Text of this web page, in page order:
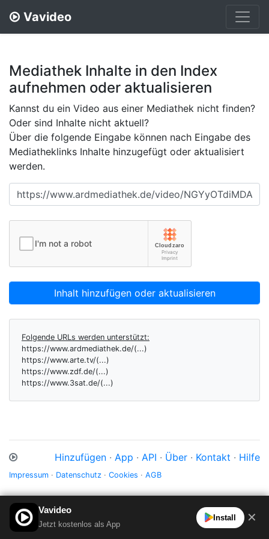
Vavideo
Mediathek Inhalte in den Index
aufnehmen oder aktualisieren
Kannst du ein Video aus einer Mediathek nicht finden?
Oder sind Inhalte nicht aktuell?
Über die folgende Eingabe können nach Eingabe des
Mediatheklinks Inhalte hinzugefügt oder aktualisiert
werden.
Inhalt hinzufügen oder aktualisieren
Folgende URLs werden unterstützt:
https://www.ardmediathek.de/(...)
https://www.arte.tv/(...)
https://www.zdf.de/(...)
https://www.3sat.de/(...)
Hinzufügen · App · API · Über · Kontakt · Hilfe
Impressum · Datenschutz · Cookies · AGB
Vavideo
Jetzt kostenlos als App
Install ✕